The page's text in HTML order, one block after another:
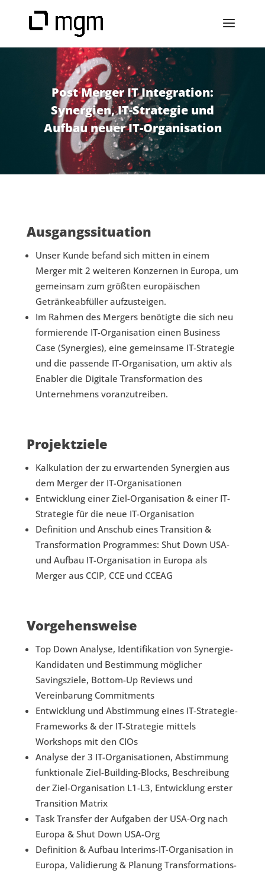
Post Merger IT Integration:
Synergien, IT-Strategie und
Aufbau neuer IT-Organisation
Ausgangssituation
Unser Kunde befand sich mitten in einem
Merger mit 2 weiteren Konzernen in Europa, um
gemeinsam zum größten europäischen
Getränkeabfüller aufzusteigen.
Im Rahmen des Mergers benötigte die sich neu
formierende IT-Organisation einen Business
Case (Synergies), eine gemeinsame IT-Strategie
und die passende IT-Organisation, um aktiv als
Enabler die Digitale Transformation des
Unternehmens voranzutreiben.
Projektziele
Kalkulation der zu erwartenden Synergien aus
dem Merger der IT-Organisationen
Entwicklung einer Ziel-Organisation & einer IT-
Strategie für die neue IT-Organisation
Definition und Anschub eines Transition &
Transformation Programmes: Shut Down USA-
und Aufbau IT-Organisation in Europa als
Merger aus CCIP, CCE und CCEAG
Vorgehensweise
Top Down Analyse, Identifikation von Synergie-
Kandidaten und Bestimmung möglicher
Savingsziele, Bottom-Up Reviews und
Vereinbarung Commitments
Entwicklung und Abstimmung eines IT-Strategie-
Frameworks & der IT-Strategie mittels
Workshops mit den CIOs
Analyse der 3 IT-Organisationen, Abstimmung
funktionale Ziel-Building-Blocks, Beschreibung
der Ziel-Organisation L1-L3, Entwicklung erster
Transition Matrix
Task Transfer der Aufgaben der USA-Org nach
Europa & Shut Down USA-Org
Definition & Aufbau Interims-IT-Organisation in
Europa, Validierung & Planung Transformations-